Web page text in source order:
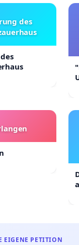
des
EIGENE PETITION